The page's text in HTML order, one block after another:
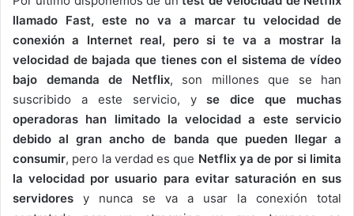
llamado Fast, este no va a marcar tu velocidad de
conexión a Internet real, pero si te va a mostrar la
velocidad de bajada que tienes con el sistema de vídeo
bajo demanda de Netflix, son millones que se han
suscribido a este servicio, yse dice que muchas
operadoras han limitado la velocidad a este servicio
debido al gran ancho de banda que pueden llegar a
consumir, pero la verdad es que Netflix ya de por si limita
la velocidad por usuario para evitar saturación en sus
servidores y nunca se va a usar la conexión total